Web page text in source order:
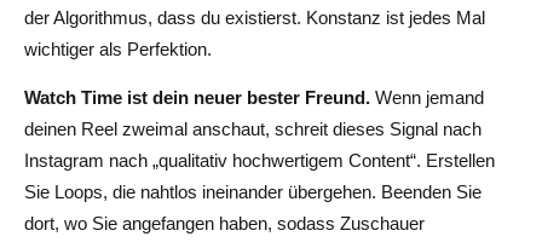
der Algorithmus, dass du existierst. Konstanz ist jedes Mal
wichtiger als Perfektion.
Watch Time ist dein neuer bester Freund. Wenn jemand
deinen Reel zweimal anschaut, schreit dieses Signal nach
Instagram nach „qualitativ hochwertigem Content“. Erstellen
Sie Loops, die nahtlos ineinander übergehen. Beenden Sie
dort, wo Sie angefangen haben, sodass Zuschauer